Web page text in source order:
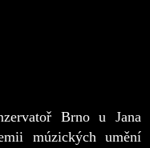
ř Brno u Jana
múzických umění